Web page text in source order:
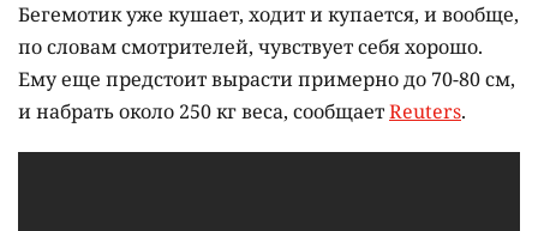
Бегемотик уже кушает, ходит и купается, и вообще,
по словам смотрителей, чувствует себя хорошо.
Ему еще предстоит вырасти примерно до 70-80 см,
и набрать около 250 кг веса, сообщаетReuters.